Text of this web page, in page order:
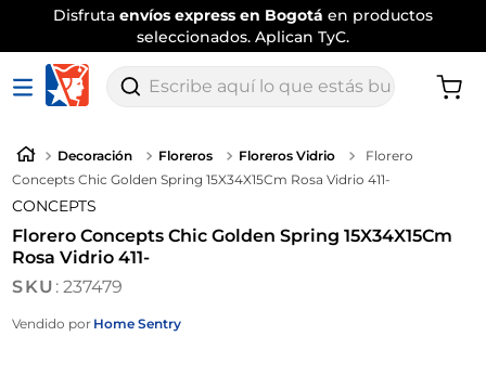
Disfruta envíos express en Bogotá en productos
seleccionados. Aplican TyC.
Escribe aquí lo que estás buscando
Decoración Floreros Floreros Vidrio
Florero
Concepts Chic Golden Spring 15X34X15Cm Rosa Vidrio 411-
CONCEPTS
Florero Concepts Chic Golden Spring 15X34X15Cm
Rosa Vidrio 411-
:237479
Vendido por Home Sentry